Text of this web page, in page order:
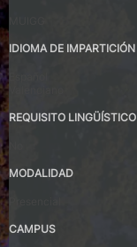
IDIOMA DE IMPARTICIÓN
REQUISITO LINGÜÍSTICO
MODALIDAD
CAMPUS